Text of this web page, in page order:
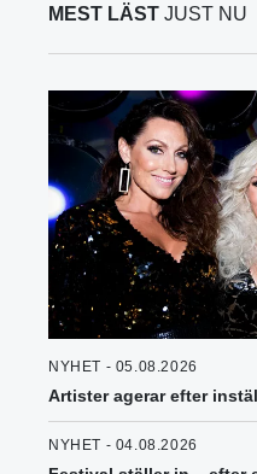
MEST LÄST JUST NU
NYHET - 05.08.2026
Artister agerar efter
NYHET - 04.08.2026